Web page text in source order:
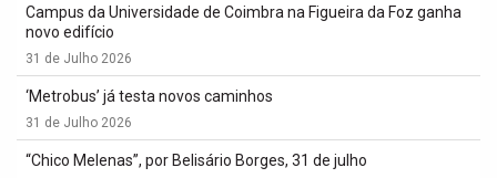
Campus da Universidade de Coimbra na Figueira da Foz ganha
novo edifício
31 de Julho 2026
‘Metrobus’ já testa novos caminhos
31 de Julho 2026
“Chico Melenas”, por Belisário Borges, 31 de julho